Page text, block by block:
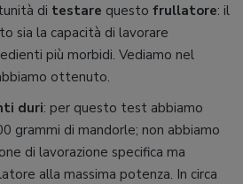
di testare questo frullatore: il
sia la capacità di lavorare
più morbidi. Vediamo nel
ottenuto.
duri: per questo test abbiamo
grammi di mandorle; non abbiamo
di lavorazione specifica ma
alla massima potenza. In circa